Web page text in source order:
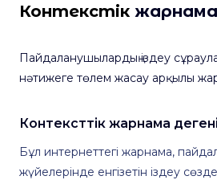
Контекстік жарнама
Пайдаланушылардың іздеу
нәтижеге төлем жасау арқылы
Контексттік жарнама
Бұл интернеттегі жарнама,
жүйелерінде енгізетін іздеу